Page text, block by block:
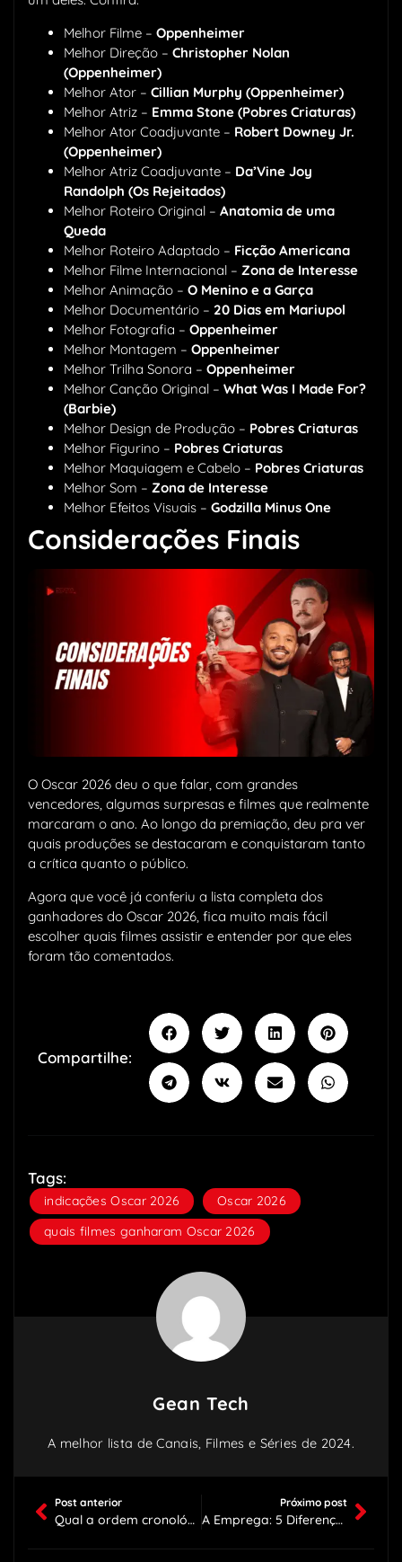
Melhor Filme – Oppenheimer
Melhor Direção – Christopher Nolan
(Oppenheimer)
Melhor Ator – Cillian Murphy (Oppenheimer)
Melhor Atriz – Emma Stone (Pobres Criaturas)
Melhor Ator Coadjuvante – Robert Downey Jr.
(Oppenheimer)
Melhor Atriz Coadjuvante – Da’Vine Joy
Randolph (Os Rejeitados)
Melhor Roteiro Original – Anatomia de uma
Queda
Melhor Roteiro Adaptado – Ficção Americana
Melhor Filme Internacional – Zona de Interesse
Melhor Animação – O Menino e a Garça
Melhor Documentário – 20 Dias em Mariupol
Melhor Fotografia – Oppenheimer
Melhor Montagem – Oppenheimer
Melhor Trilha Sonora – Oppenheimer
Melhor Canção Original – What Was I Made For?
(Barbie)
Melhor Design de Produção – Pobres Criaturas
Melhor Figurino – Pobres Criaturas
Melhor Maquiagem e Cabelo – Pobres Criaturas
Melhor Som – Zona de Interesse
Melhor Efeitos Visuais – Godzilla Minus One
Considerações Finais
O Oscar 2026 deu o que falar, com grandes
vencedores, algumas surpresas e filmes que realmente
marcaram o ano. Ao longo da premiação, deu pra ver
quais produções se destacaram e conquistaram tanto
a crítica quanto o público.
Agora que você já conferiu a lista completa dos
ganhadores do Oscar 2026, fica muito mais fácil
escolher quais filmes assistir e entender por que eles
foram tão comentados.
Compartilhe:
Tags:
indicações Oscar 2026 Oscar 2026
,
quais filmes ganharam Oscar 2026
Gean Tech
A melhor lista de Canais, Filmes e Séries de 2024.
Post anterior
Qual a ordem cronológica dos filmes da Marvel? Atualizado 2026
Próximo post
A Emprega: 5 Diferenças entre filme e o livro